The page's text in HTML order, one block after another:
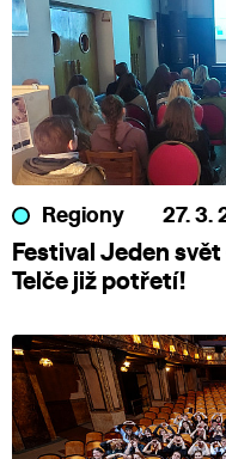
Regiony 27. 3.
Festival Jeden
Telče již potřetí!